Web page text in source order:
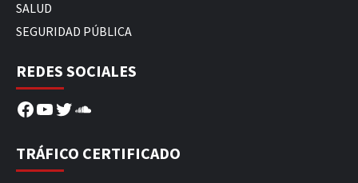
SALUD
SEGURIDAD PÚBLICA
REDES SOCIALES
Facebook
YouTube
Twitter
SoundCloud
TRÁFICO CERTIFICADO